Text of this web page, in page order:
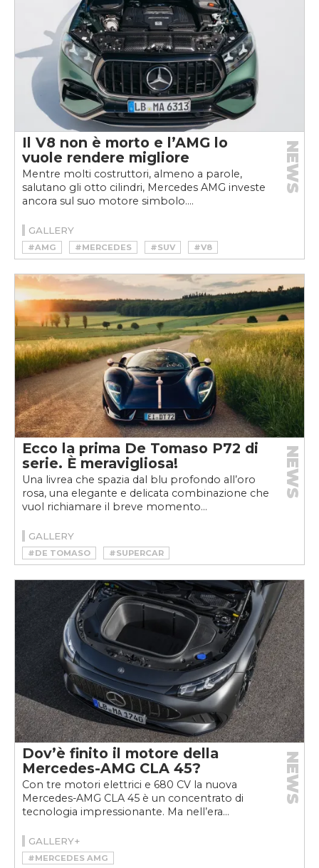
Il V8 non è morto e l’AMG lo
vuole rendere migliore
Mentre molti costruttori, almeno a parole,
salutano gli otto cilindri, Mercedes AMG investe
ancora sul suo motore simbolo....
NEWS
GALLERY
#AMG #MERCEDES #SUV #V8
Ecco la prima De Tomaso P72 di
serie. È meravigliosa!
Una livrea che spazia dal blu profondo all’oro
rosa, una elegante e delicata combinazione che
vuol richiamare il breve momento...
NEWS
GALLERY
#DE TOMASO #SUPERCAR
Dov’è finito il motore della
Mercedes-AMG CLA 45?
Con tre motori elettrici e 680 CV la nuova
Mercedes-AMG CLA 45 è un concentrato di
tecnologia impressionante. Ma nell’era...
NEWS
GALLERY+
#MERCEDES AMG